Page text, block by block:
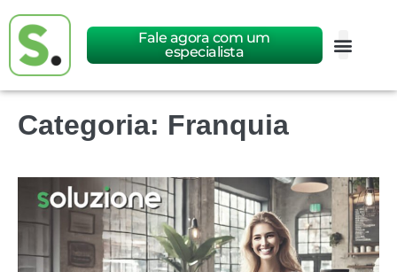
Fale agora com um
especialista
Categoria: Franquia